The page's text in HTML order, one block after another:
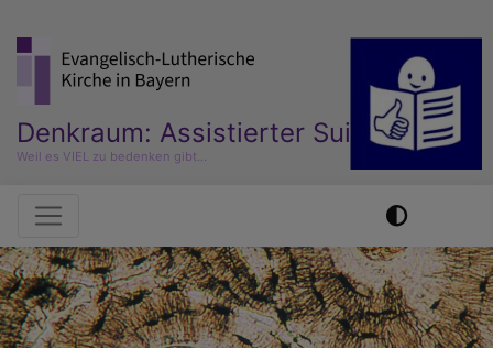
zum
Denkraum: Assistierter Suizid
Weil es VIEL zu bedenken gibt...
Hauptnavigation